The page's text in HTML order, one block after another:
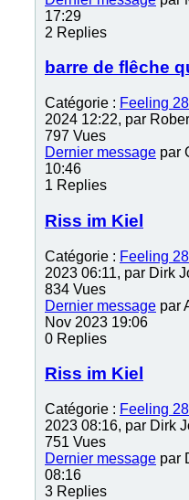
17:29
2 Replies
barre de flêche
Catégorie : Feeling
2024 12:22, par
797 Vues
Dernier message par
10:46
1 Replies
Riss im Kiel
Catégorie : Feeling
2023 06:11, par Dirk
834 Vues
Dernier message par
Nov 2023 19:06
0 Replies
Riss im Kiel
Catégorie : Feeling
2023 08:16, par Dirk
751 Vues
Dernier message par
08:16
3 Replies